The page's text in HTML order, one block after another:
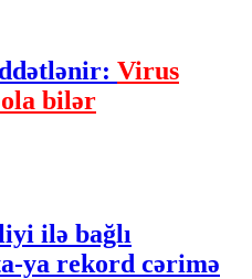
Virus
ola bilər
ilə bağlı
ya rekord cərimə